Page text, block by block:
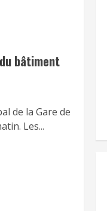
bâtiment
de la Gare de
Les...